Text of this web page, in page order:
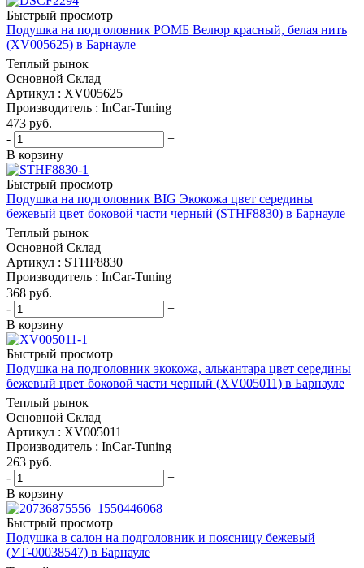
Быстрый просмотр
Подушка на подголовник РОМБ Велюр красный, белая нить
(XV005625) в Барнауле
Теплый рынок
Основной Склад
Артикул : XV005625
Производитель : InCar-Tuning
473 руб.
-
+
В корзину
Быстрый просмотр
Подушка на подголовник BIG Экокожа цвет середины
бежевый цвет боковой части черный (STHF8830) в Барнауле
Теплый рынок
Основной Склад
Артикул : STHF8830
Производитель : InCar-Tuning
368 руб.
-
+
В корзину
Быстрый просмотр
Подушка на подголовник экокожа, алькантара цвет середины
бежевый цвет боковой части черный (XV005011) в Барнауле
Теплый рынок
Основной Склад
Артикул : XV005011
Производитель : InCar-Tuning
263 руб.
-
+
В корзину
Быстрый просмотр
Подушка в салон на подголовник и поясницу бежевый
(УТ-00038547) в Барнауле